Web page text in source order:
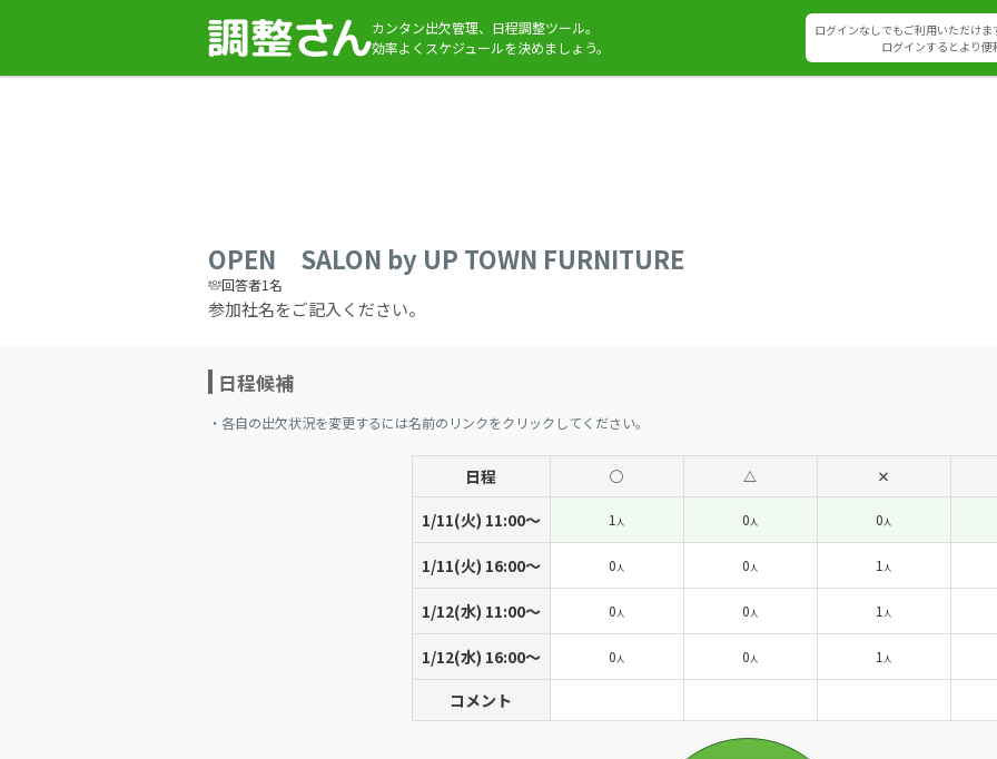
カンタン出欠管理、日程調整ツール。
効率よくスケジュールを決めましょう。
ログインなしでもご利用いただけま
ログインするとより便
OPEN SALON by UP TOWN FURNITURE
回答者1名
参加社名をご記入ください。
日程候補
・各自の出欠状況を変更するには名前のリンクをクリックしてください。
日程 ◯ △ ×
1/11(火) 11:00〜 1 人 0人 0人
1/11(火) 16:00〜 0人 0人 1 人
1/12(水) 11:00〜 0人 0人 1 人
1/12(水) 16:00〜 0人 0人 1 人
コメント